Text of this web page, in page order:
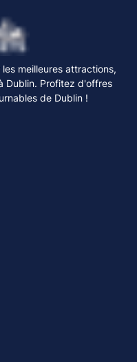
meilleures attractions,
Dublin. Profitez d'offres
de Dublin !